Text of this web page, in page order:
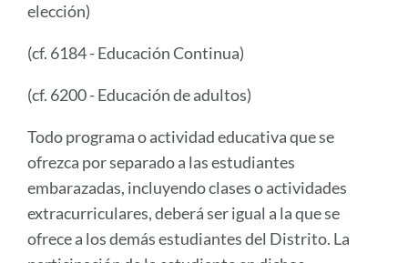
elección)
(cf. 6184 - Educación Continua)
(cf. 6200 - Educación de adultos)
Todo programa o actividad educativa que se
ofrezca por separado a las estudiantes
embarazadas, incluyendo clases o actividades
extracurriculares, deberá ser igual a la que se
ofrece a los demás estudiantes del Distrito. La